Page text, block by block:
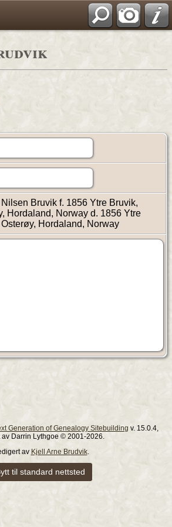
Bruvik f. 1856 Ytre Bruvik,
Hordaland, Norway d. 1856 Ytre
Hordaland, Norway
Generation of Genealogy Sitebuilding v. 15.0.4,
av Darrin Lythgoe © 2001-2026.
av Kjell Arne Brudvik.
til standard nettsted